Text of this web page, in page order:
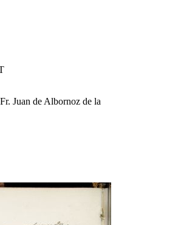
Juan de Albornoz de la